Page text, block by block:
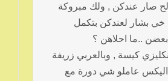
صار عندكن , ولك مبروكة
خي بشار لعندكن بتكمل
بعضن ..ما احلاهن ؟
كيسة , وبالعربي زريفة
عاملو شي دورة مع